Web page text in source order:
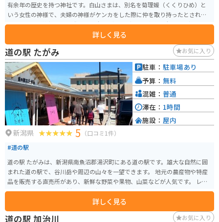
有余年の歴史を持つ神社です。白山さまは、別名を菊理媛（くくりひめ）と
いう女性の神様で、夫婦の神様がケンカをした際に仲を取り持ったとされて
います。この神社は、厄祓い・厄除け、縁結び祈願、家内安全、安産祈願、合
格祈願など、多彩なご利益があるとされています。 午前9時から午後4時40分
までお参りが可能です。JR越後線白山駅から徒歩約10分の距離にあり、新潟
市の中心部に位置しているため、アクセスも便利です。地元では“白山様”と
慕われ、その歴史は1000年以上に及びます。長い歴史を持つこの神社の厳か
な雰囲気と、神聖な空間を体感することができます。 七夕風鈴まつり期間中
の6月末～7月初旬は、梅雨の時期で雨模様の日もあります。古くから鈴の音
色には「清める力」「邪気をはらう力」があるとされています。1,000個以上
のカラフルな風鈴が境内を彩る美しい光景も、心を癒してくれることでしょ
う。雨の日は水たまりに景色が映り、風鈴と水と光がフォトジェニックな光
景を見せてくれます。 この梅雨だからこそ見られる美しさも、七夕風鈴まつ
りの魅力の1つです。
詳しく見る
道の駅 たがみ お気に入り
新潟県 5 （口コミ1件）
#道の駅
道の駅 たがみは、新潟県南魚沼郡湯沢町にある道の駅です。雄大な自然に囲
まれた道の駅で、谷川岳や周辺の山々を一望できます。 地元の農産物や特産
品を販売する直売所があり、新鮮な野菜や果物、山菜などが人気です。 レス
トランでは、地元の食材を使った郷土料理や麺類などを味わえます。特に、
南魚沼産コシヒカリを使った料理は絶品です。 バイクで訪れる場合、道の駅
たがみは、三国街道（国道17号線）沿いに位置しており、ツーリングの休憩
詳しく見る
駐車： 駐車場あり
予算： 無料
混雑： 普通
滞在： 1時間
施設： 屋内
道の駅 加治川 お気に入り